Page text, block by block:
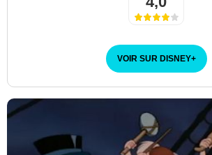
VOIR SUR DISNEY+